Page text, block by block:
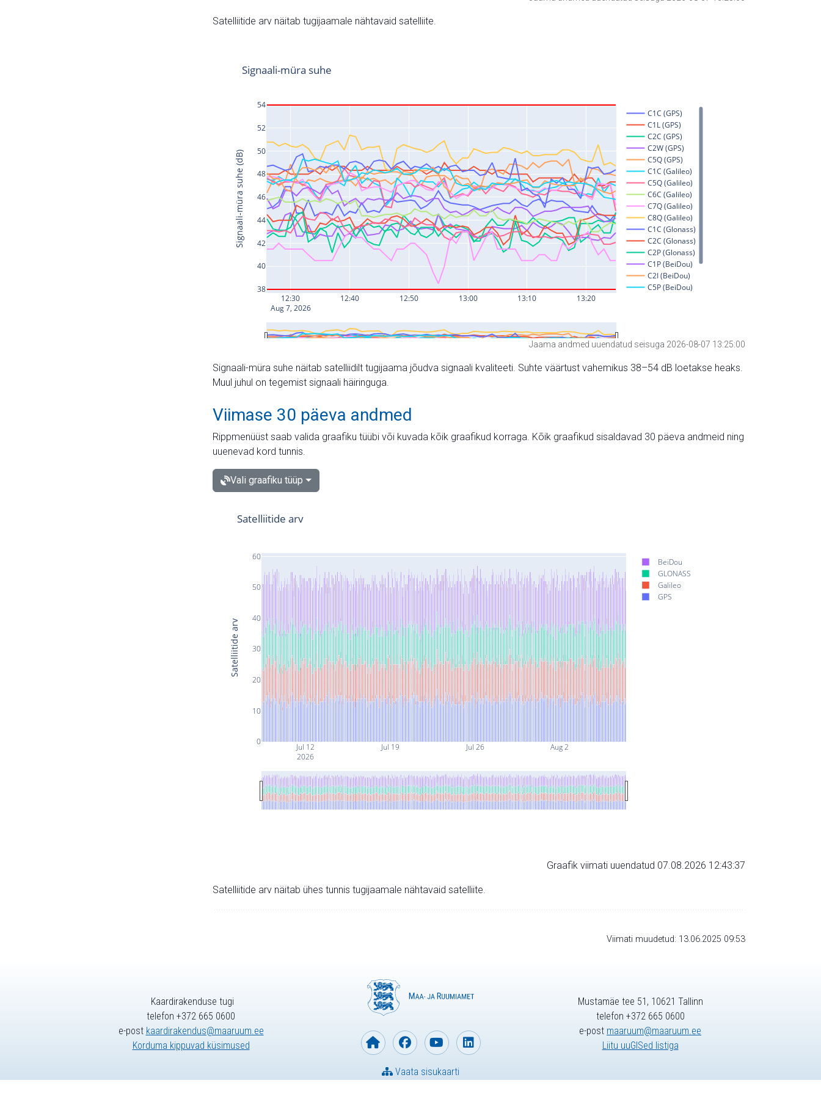
Satelliitide arv näitab tugijaamale nähtavaid satelliite.
Jaama andmed uuendatud seisuga 2026-08-07 13:25:00
Signaali-müra suhe näitab satelliidilt tugijaama jõudva signaali kvaliteeti. Suhte väärtust vahemikus 38–54 dB loetakse heaks.
Muul juhul on tegemist signaali häiringuga.
Viimase 30 päeva andmed
Rippmenüüst saab valida graafiku tüübi või kuvada kõik graafikud korraga. Kõik graafikud sisaldavad 30 päeva andmeid ning
uuenevad kord tunnis.
Vali graafiku tüüp
Jul 12
2026
Jul 19 Jul 26 Aug 2
0
10
20
30
40
50
60
BeiDou
GLONASS
Galileo
GPS
Satelliitide arv
Satelliitide arv
Graafik viimati uuendatud 07.08.2026 12:43:37
Satelliitide arv näitab ühes tunnis tugijaamale nähtavaid satelliite.
Viimati muudetud: 13.06.2025 09:53
Kaardirakenduse tugi
telefon +372 665 0600
e-post kaardirakendus@maaruum.ee
Korduma kippuvad küsimused
Vaata sisukaarti
Mustamäe tee 51, 10621 Tallinn
telefon +372 665 0600
e-post maaruum@maaruum.ee
Liitu uuGISed listiga